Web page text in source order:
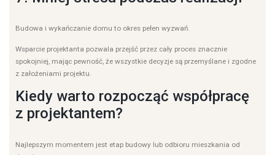
Budowa i wykańczanie domu to okres pełen wyzwań.
Wsparcie projektanta pozwala przejść przez cały proces znacznie
spokojniej, mając pewność, że wszystkie decyzje są przemyślane i zgodne
z założeniami projektu.
Kiedy warto rozpocząć współpracę
z projektantem?
Najlepszym momentem jest etap budowy lub odbioru mieszkania od